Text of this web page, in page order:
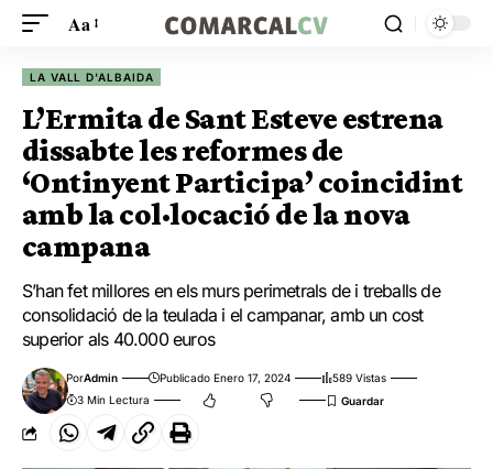
Aa
LA VALL D'ALBAIDA
L’Ermita de Sant Esteve estrena
dissabte les reformes de
‘Ontinyent Participa’ coincidint
amb la col·locació de la nova
campana
S’han fet millores en els murs perimetrals de i treballs de
consolidació de la teulada i el campanar, amb un cost
superior als 40.000 euros
PorAdmin Publicado Enero 17, 2024
589 Vistas
3 Min Lectura